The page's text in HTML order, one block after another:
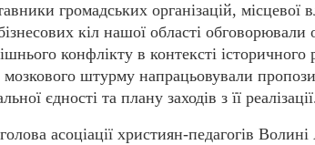
громадських організацій, місцевої
кіл нашої області обговорювали
конфлікту в контексті історичного
мозкового штурму напрацьовували
єдності та плану заходів з її
асоціації християн-педагогів